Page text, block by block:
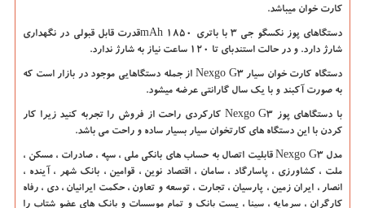
کارت خوان میباشد.
دستگاهای پوز نکسگو جی ۳ با باتری ۱۸۵۰ mAhقدرت قابل قبولی در نگهداری
شارژ دارد. و در حالت استندبای تا ۱۲۰ ساعت نیاز به شارژ ندارد.
دستگاه کارت خوان سیارNexgo G3 از جمله دستگاهایی موجود در بازار است که
به صورت آکبند و با یک سال گارانتی عرضه میشود‌.
با دستگاهای پوز Nexgo G3 کارکردی راحت از فروش را تجربه کنید زیرا کار
کردن با این دستگاه های کارتخوان سیار بسیار ساده و راحت می باشد.
مدل Nexgo G3قابلیت اتصال به حساب های بانکی ملی ، سپه ، صادرات ، مسکن ،
ملت ، کشاورزی ، پاسارگاد ، سامان ، اقتصاد نوین ، قوامین ، بانک شهر ، آینده ،
انصار ، ایران زمین ، پارسیان ، تجارت ، توسعه و تعاون ، حکمت ایرانیان ، دی ، رفاه
کارگران ، سرمایه ، سینا ، پست بانک و تمام موسسات و بانک های عضو شتاب را